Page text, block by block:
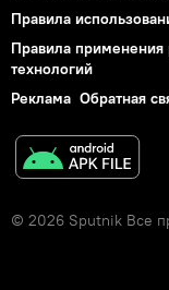
Правила
Правила
технологий
Реклама Обратная
© 2026 Sputnik Все